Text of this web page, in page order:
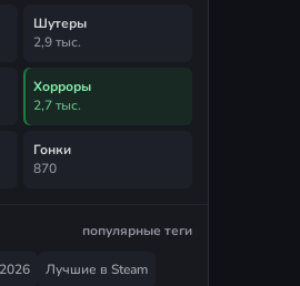
Шутеры
2,9 тыс.
Хорроры
2,7 тыс.
Гонки
870
популярные теги
Лучшие в Steam